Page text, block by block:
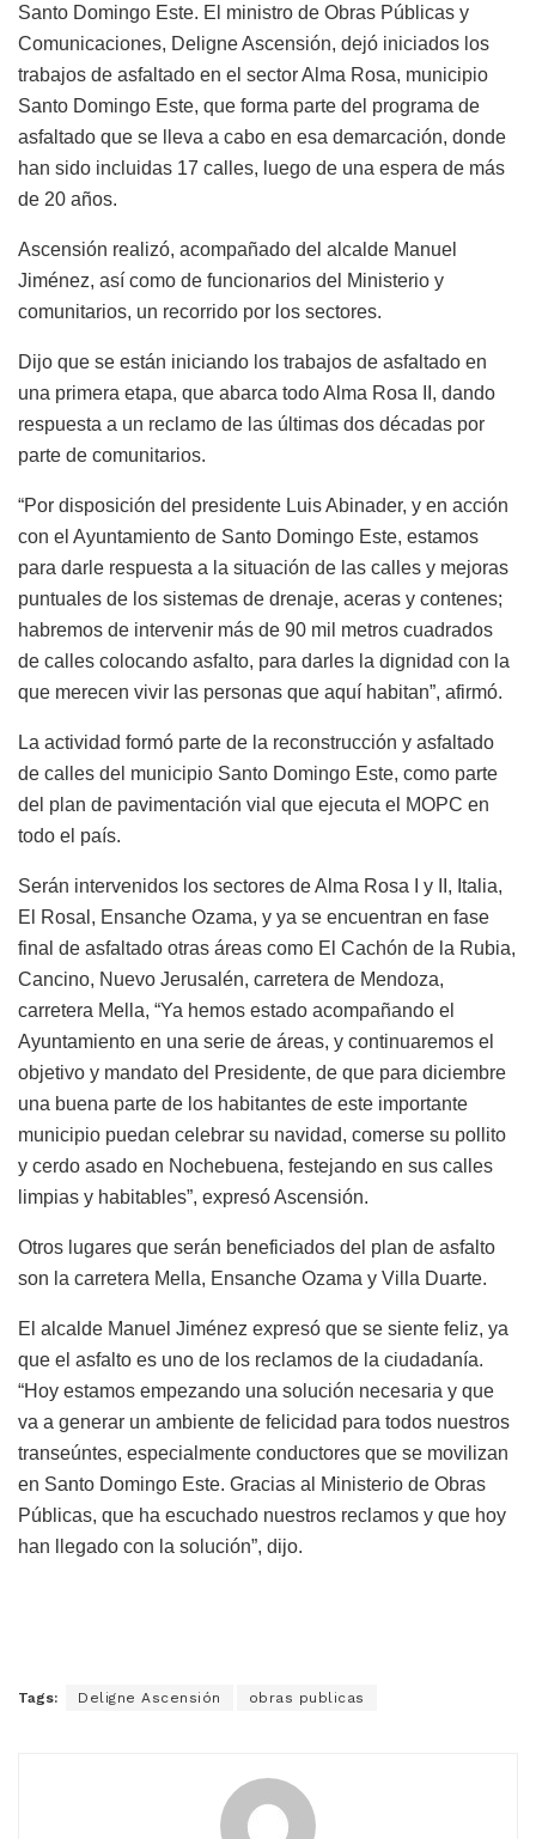
Santo Domingo Este. El ministro de Obras Públicas y
Comunicaciones, Deligne Ascensión, dejó iniciados los
trabajos de asfaltado en el sector Alma Rosa, municipio
Santo Domingo Este, que forma parte del programa de
asfaltado que se lleva a cabo en esa demarcación, donde
han sido incluidas 17 calles, luego de una espera de más
de 20 años.
Ascensión realizó, acompañado del alcalde Manuel
Jiménez, así como de funcionarios del Ministerio y
comunitarios, un recorrido por los sectores.
Dijo que se están iniciando los trabajos de asfaltado en
una primera etapa, que abarca todo Alma Rosa II, dando
respuesta a un reclamo de las últimas dos décadas por
parte de comunitarios.
“Por disposición del presidente Luis Abinader, y en acción
con el Ayuntamiento de Santo Domingo Este, estamos
para darle respuesta a la situación de las calles y mejoras
puntuales de los sistemas de drenaje, aceras y contenes;
habremos de intervenir más de 90 mil metros cuadrados
de calles colocando asfalto, para darles la dignidad con la
que merecen vivir las personas que aquí habitan”, afirmó.
La actividad formó parte de la reconstrucción y asfaltado
de calles del municipio Santo Domingo Este, como parte
del plan de pavimentación vial que ejecuta el MOPC en
todo el país.
Serán intervenidos los sectores de Alma Rosa I y II, Italia,
El Rosal, Ensanche Ozama, y ya se encuentran en fase
final de asfaltado otras áreas como El Cachón de la Rubia,
Cancino, Nuevo Jerusalén, carretera de Mendoza,
carretera Mella, “Ya hemos estado acompañando el
Ayuntamiento en una serie de áreas, y continuaremos el
objetivo y mandato del Presidente, de que para diciembre
una buena parte de los habitantes de este importante
municipio puedan celebrar su navidad, comerse su pollito
y cerdo asado en Nochebuena, festejando en sus calles
limpias y habitables”, expresó Ascensión.
Otros lugares que serán beneficiados del plan de asfalto
son la carretera Mella, Ensanche Ozama y Villa Duarte.
El alcalde Manuel Jiménez expresó que se siente feliz, ya
que el asfalto es uno de los reclamos de la ciudadanía.
“Hoy estamos empezando una solución necesaria y que
va a generar un ambiente de felicidad para todos nuestros
transeúntes, especialmente conductores que se movilizan
en Santo Domingo Este. Gracias al Ministerio de Obras
Públicas, que ha escuchado nuestros reclamos y que hoy
han llegado con la solución”, dijo.
Tags: Deligne Ascensión obras publicas